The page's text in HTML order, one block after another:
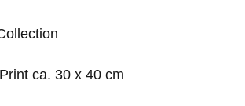
ca. 30 x 40 cm